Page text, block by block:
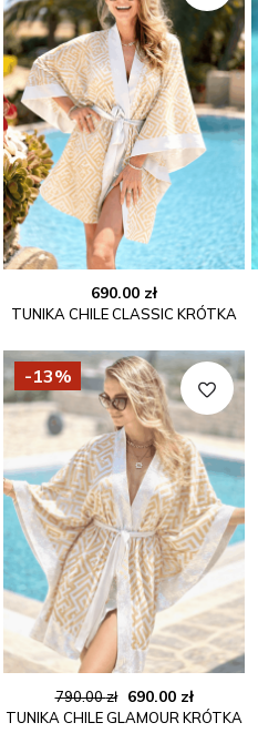
690.00 zł
TUNIKA CHILE CLASSIC KRÓTKA
-13%
790.00zł
Pierwotna
cena
690.00 złAktualna
cena
TUNIKA CHILE GLAMOUR KRÓTKA